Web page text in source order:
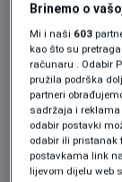
Teniskog
saopšteno
stigle na
seta tokom
Kao prve
status
Brinemo o
Mi i naši 603
kao što su
računaru . Odabir
pružila podrška
partneri
sadržaja i reklama
odabir postavki
odabir ili pristanak
postavkama link
lijevom dijelu web